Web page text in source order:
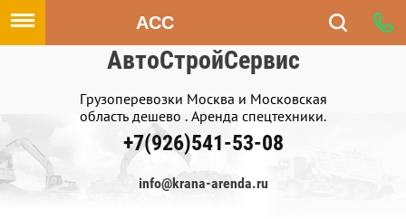
ACC
АвтоСтройСервис
Грузоперевозки Москва и Московская
область дешево . Аренда спецтехники.
+7(926)541-53-08
info@krana-arenda.ru